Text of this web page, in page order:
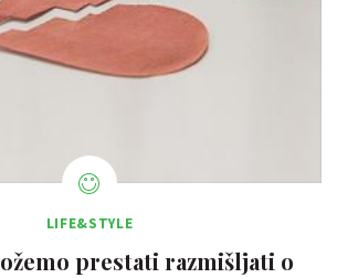
LIFE&STYLE
prestati razmišljati o